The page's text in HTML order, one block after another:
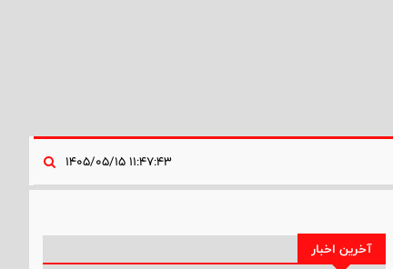
آخرین اخبار